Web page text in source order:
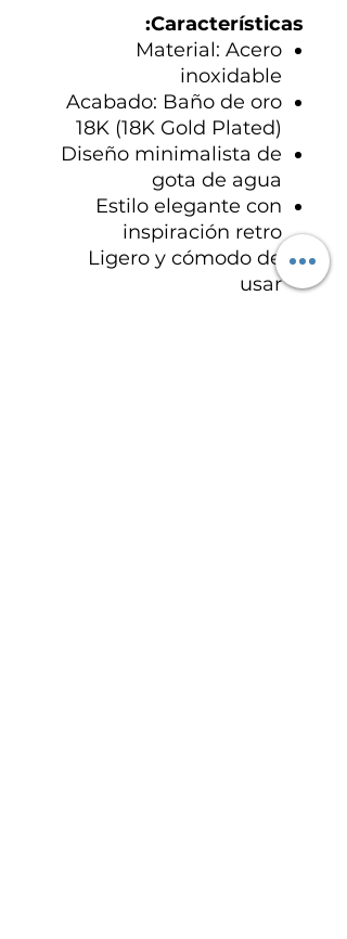
Características:
Material: Acero
inoxidable
Acabado: Baño de oro
18K (18K Gold Plated)
Diseño minimalista de
gota de agua
Estilo elegante con
inspiración retro
Ligero y cómodo de
usar